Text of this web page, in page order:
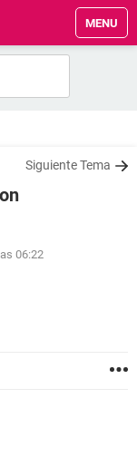
MENU
Siguiente Tema
06:22